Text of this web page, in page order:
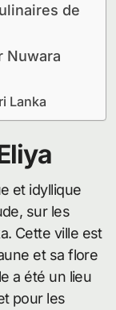
de
Nuwara
Lanka
et idyllique
sur les
Cette ville est
et sa flore
a été un lieu
pour les